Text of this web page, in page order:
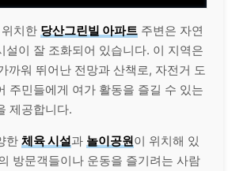
치한 당산그린빌 아파트 주변은 자연
설이 잘 조화되어 있습니다. 이 지역은
까워 뛰어난 전망과 산책로, 자전거 도
주민들에게 여가 활동을 즐길 수 있는
제공합니다.
한 체육 시설과 놀이공원이 위치해 있
방문객들이나 운동을 즐기려는 사람